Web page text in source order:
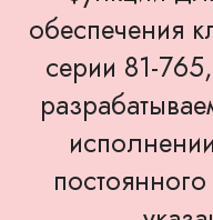
обеспечения
серии 81-